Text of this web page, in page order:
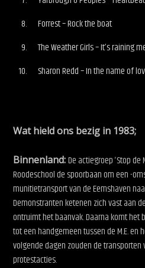
Forrest – Rock the boat
The Weather Girls – It’s raining
Sharon Redd – In the name of
Wat hield ons bezig in 1983;
Binnenland:De actiegroep ‘Stop
Roodeschool de spoorbaan om een -
munitietransport van de Eemshaven
Demonstranten ketenen zich vast aan
ontruimt het baanvak. Daarna komt het
tot een handgemeen tussen de M.E. en
volgende dagen zouden de
protestacties.